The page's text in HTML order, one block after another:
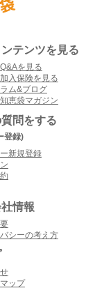
テンツを見る
を見る
入保険を見る
ム&ブログ
恵袋マガジン
問をする
登録)
新規登録
情報
シーの考え方
ップ